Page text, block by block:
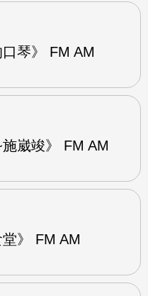
口琴》 FM AM
施崴竣》 FM AM
堂》 FM AM